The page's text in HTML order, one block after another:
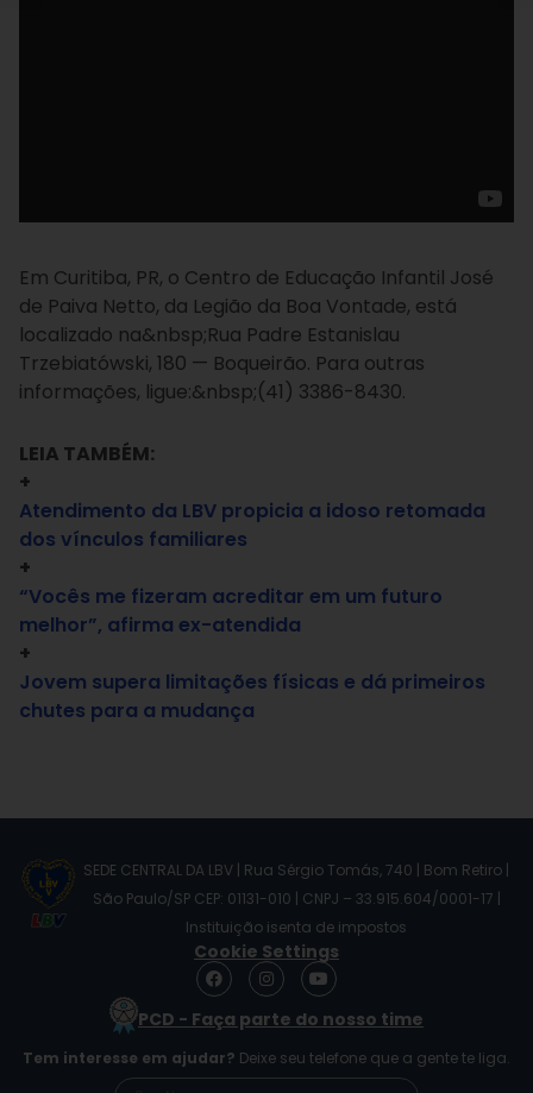
Em Curitiba, PR, o Centro de Educação Infantil José
de Paiva Netto, da Legião da Boa Vontade, está
localizado na&nbsp;Rua Padre Estanislau
Trzebiatówski, 180 — Boqueirão. Para outras
informações, ligue:&nbsp;(41) 3386-8430.
LEIA TAMBÉM:
+
Atendimento da LBV propicia a idoso retomada
dos vínculos familiares
+
“Vocês me fizeram acreditar em um futuro
melhor”, afirma ex-atendida
+
Jovem supera limitações físicas e dá primeiros
chutes para a mudança
SEDE CENTRAL DA LBV | Rua Sérgio Tomás, 740 | Bom Retiro |
São Paulo/SP CEP: 01131-010 | CNPJ – 33.915.604/0001-17 |
Instituição isenta de impostos
Cookie Settings
F
a
e
o
o
I
n
s
t
g
r
Y
o
t
b
e
PCD - Faça parte do nosso time
Tem interesse em ajudar? Deixe seu telefone que a gente te liga.